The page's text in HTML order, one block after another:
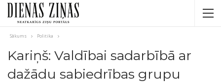
Sākums Politika
Kariņš: Valdībai sadarbībā ar
dažādu sabiedrības grupu